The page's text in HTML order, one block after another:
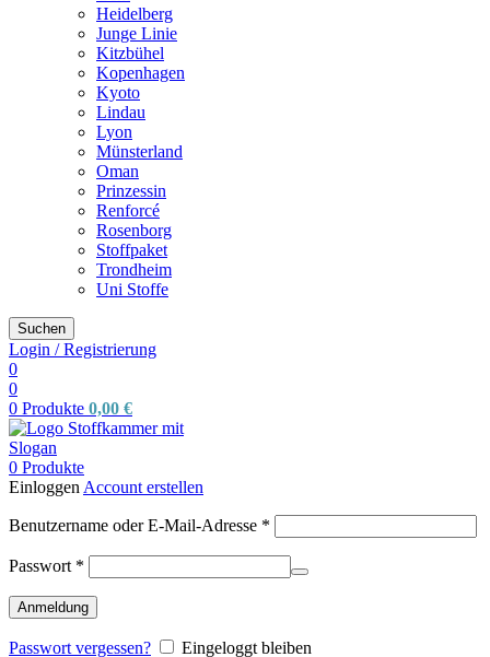
Heidelberg
Junge Linie
Kitzbühel
Kopenhagen
Kyoto
Lindau
Lyon
Münsterland
Oman
Prinzessin
Renforcé
Rosenborg
Stoffpaket
Trondheim
Uni Stoffe
Suchen
Login / Registrierung
0
0
0 Produkte 0,00 €
0 Produkte
Einloggen Account erstellen
Benutzername oder E-Mail-Adresse *
Passwort *
Anmeldung
Passwort vergessen? Eingeloggt bleiben